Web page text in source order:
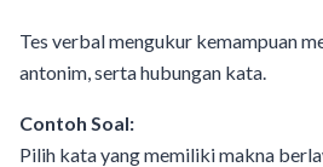
Tes verbal mengukur kemampuan
antonim, serta hubungan kata.
Contoh Soal:
Pilih kata yang memiliki makna